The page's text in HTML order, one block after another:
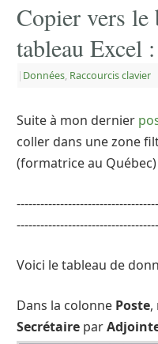
Copier vers le
tableau Excel
| Données, Raccourcis clavier
Suite à mon dernier
coller dans une zone
(formatrice au
Voici le tableau de
Dans la colonne Poste,
Secrétaire par